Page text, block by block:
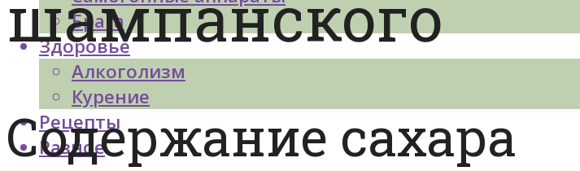
Брага
Здоровье
Алкоголизм
Курение
Рецепты
Разное
шампанского
Содержание сахара